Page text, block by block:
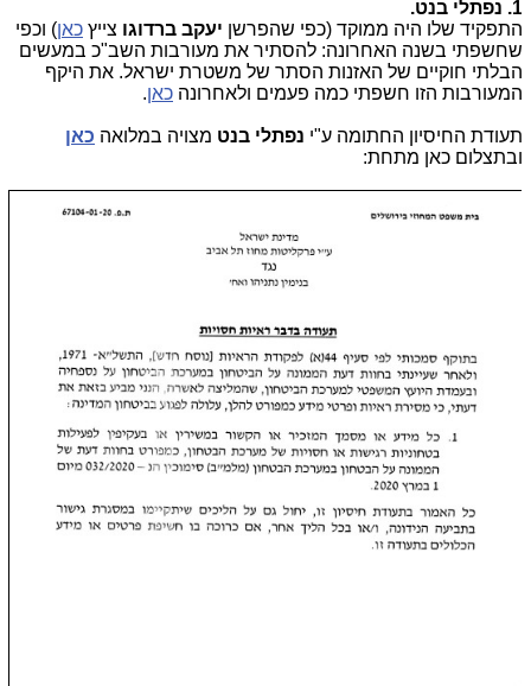
התפקיד שלו היה ממוקד (כפי שהפרשןיעקב ברדוגוצייץכאן) וכפי
שחשפתי בשנה האחרונה: להסתיר את מעורבות השב"כ במעשים
הבלתי חוקיים של האזנות הסתר של משטרת ישראל. את היקף
המעורבות הזו חשפתי כמה פעמים ולאחרונהכאן.
תעודת החיסיון החתומה ע"ינפתלי בנטמצויה במלואהכאן
ובתצלום כאן מתחת: